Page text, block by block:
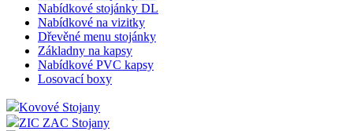
Nabídkové stojánky DL
Nabídkové na vizitky
Dřevěné menu stojánky
Základny na kapsy
Nabídkové PVC kapsy
Losovací boxy
Kovové Stojany
ZIC ZAC Stojany